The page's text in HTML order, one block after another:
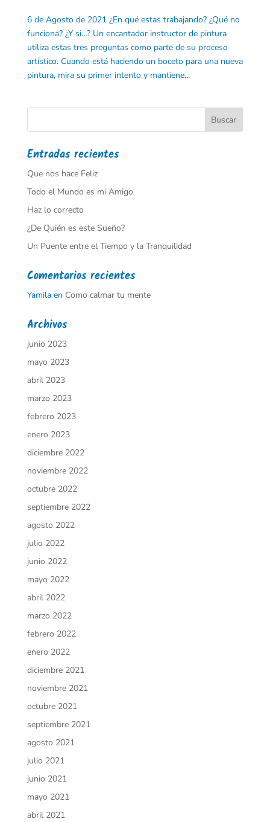
6 de Agosto de 2021 ¿En qué estas trabajando? ¿Qué no
funciona? ¿Y si…? Un encantador instructor de pintura
utiliza estas tres preguntas como parte de su proceso
artístico. Cuando está haciendo un boceto para una nueva
pintura, mira su primer intento y mantiene...
Entradas recientes
Que nos hace Feliz
Todo el Mundo es mi Amigo
Haz lo correcto
¿De Quién es este Sueño?
Un Puente entre el Tiempo y la Tranquilidad
Comentarios recientes
Yamilaen Como calmar tu mente
Archivos
junio 2023
mayo 2023
abril 2023
marzo 2023
febrero 2023
enero 2023
diciembre 2022
noviembre 2022
octubre 2022
septiembre 2022
agosto 2022
julio 2022
junio 2022
mayo 2022
abril 2022
marzo 2022
febrero 2022
enero 2022
diciembre 2021
noviembre 2021
octubre 2021
septiembre 2021
agosto 2021
julio 2021
junio 2021
mayo 2021
abril 2021